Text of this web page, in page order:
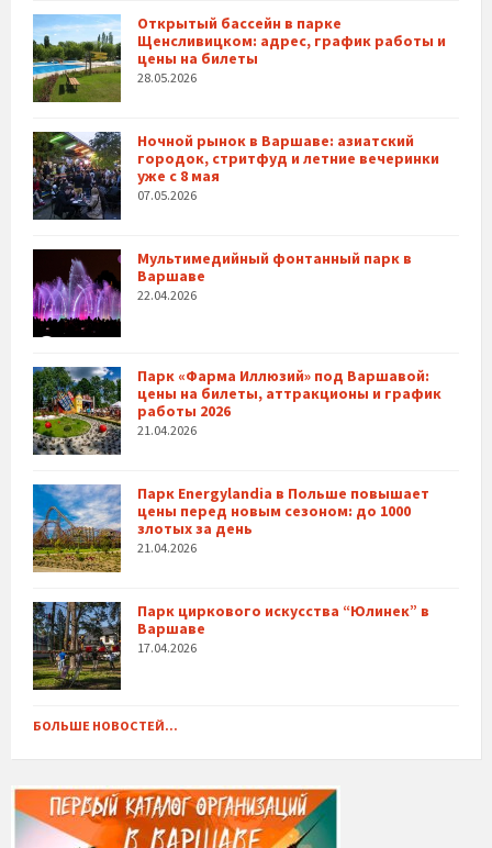
Открытый бассейн в парке
Щенсливицком: адрес, график работы и
цены на билеты
28.05.2026
Ночной рынок в Варшаве: азиатский
городок, стритфуд и летние вечеринки
уже с 8 мая
07.05.2026
Мультимедийный фонтанный парк в
Варшаве
22.04.2026
Парк «Фарма Иллюзий» под Варшавой:
цены на билеты, аттракционы и график
работы 2026
21.04.2026
Парк Energylandia в Польше повышает
цены перед новым сезоном: до 1000
злотых за день
21.04.2026
Парк циркового искусства “Юлинек” в
Варшаве
17.04.2026
БОЛЬШЕ НОВОСТЕЙ...